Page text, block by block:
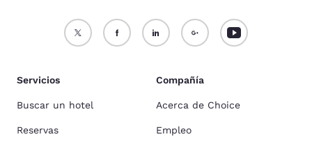
Servicios
Buscar un hotel
Reservas
Compañía
Acerca de Choice
Empleo